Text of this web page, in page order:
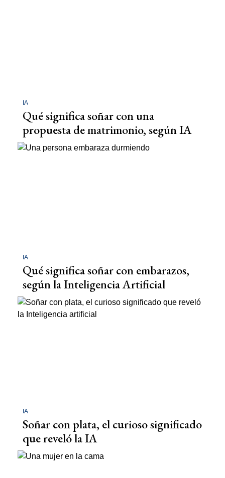
IA
Qué significa soñar con una
propuesta de matrimonio, según IA
IA
Qué significa soñar con embarazos,
según la Inteligencia Artificial
IA
Soñar con plata, el curioso significado
que reveló la IA